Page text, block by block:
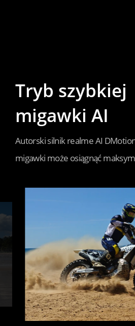
Autorski silnik realme AI
migawki może osiągnąć
Tryb szybkiej
migawki AI